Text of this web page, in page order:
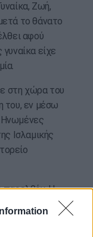
Ζωή,
το θάνατο
αφού
είχε
στη χώρα του
του, εν μέσω
Ισλαμικής
παρελθόν. Η
2023. Είχε